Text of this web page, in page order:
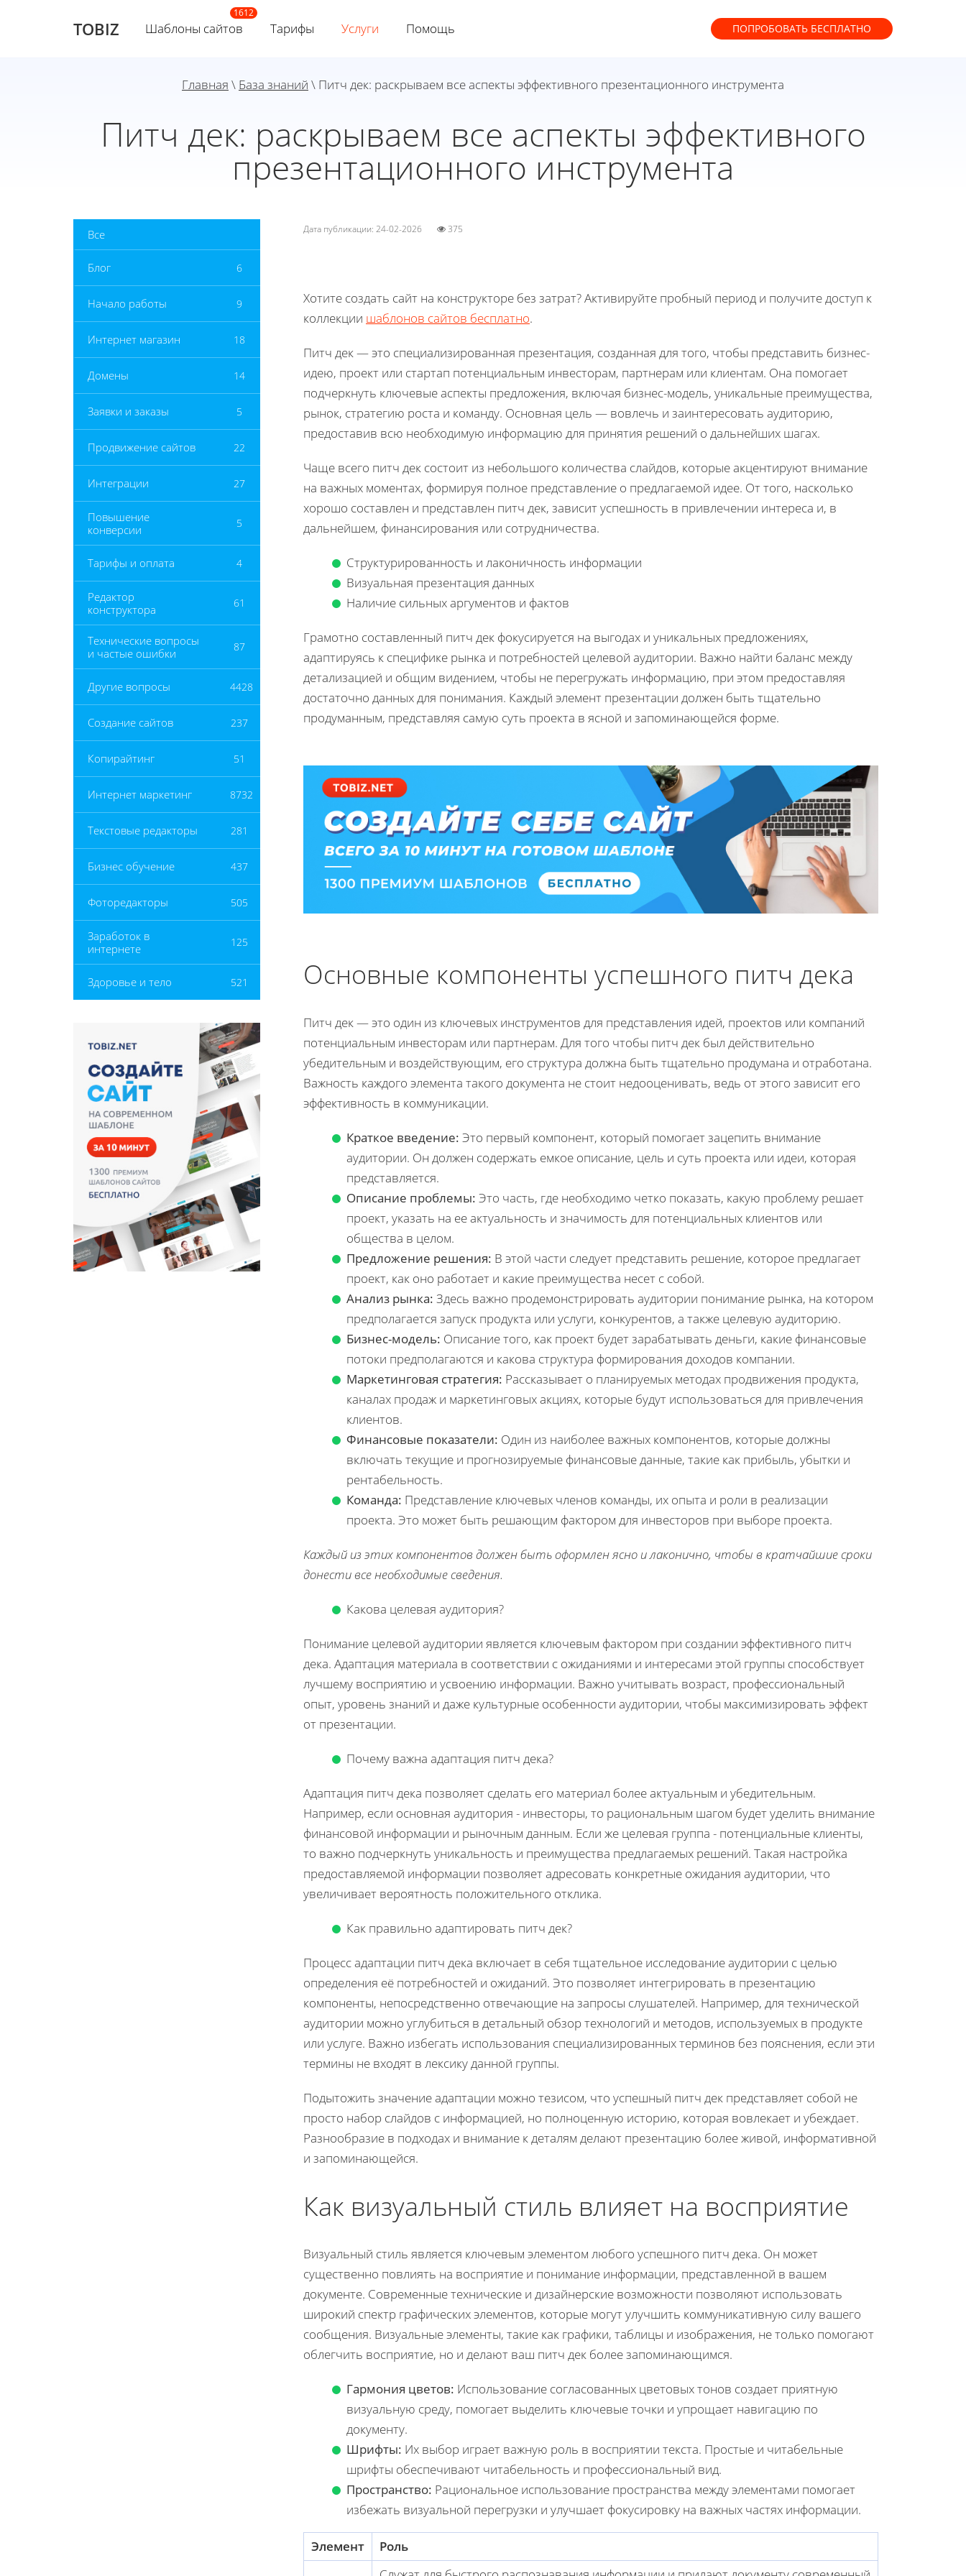
TOBIZ Шаблоны сайтов Тарифы Услуги Помощь ПОПРОБОВАТЬ БЕСПЛАТНО
Главная \ База знаний \ Питч дек: раскрываем все аспекты эффективного презентационного инструмента
Питч дек: раскрываем все аспекты эффективного
презентационного инструмента
Все
Блог 6
Начало работы 9
Интернет магазин 18
Домены 14
Заявки и заказы 5
Продвижение сайтов 22
Интеграции 27
Повышение
конверсии
5
Тарифы и оплата 4
Редактор
конструктора
61
Технические вопросы
и частые ошибки
87
Другие вопросы 4428
Создание сайтов 237
Копирайтинг 51
Интернет маркетинг 8732
Текстовые редакторы 281
Бизнес обучение 437
Фоторедакторы 505
Заработок в
интернете
125
Здоровье и тело 521
Дата публикации: 24-02-2026 375
Хотите создать сайт на конструкторе без затрат? Активируйте пробный период и получите доступ к
коллекции шаблонов сайтов бесплатно.
Питч дек — это специализированная презентация, созданная для того, чтобы представить бизнес-
идею, проект или стартап потенциальным инвесторам, партнерам или клиентам. Она помогает
подчеркнуть ключевые аспекты предложения, включая бизнес-модель, уникальные преимущества,
рынок, стратегию роста и команду. Основная цель — вовлечь и заинтересовать аудиторию,
предоставив всю необходимую информацию для принятия решений о дальнейших шагах.
Чаще всего питч дек состоит из небольшого количества слайдов, которые акцентируют внимание
на важных моментах, формируя полное представление о предлагаемой идее. От того, насколько
хорошо составлен и представлен питч дек, зависит успешность в привлечении интереса и, в
дальнейшем, финансирования или сотрудничества.
Структурированность и лаконичность информации
Визуальная презентация данных
Наличие сильных аргументов и фактов
Грамотно составленный питч дек фокусируется на выгодах и уникальных предложениях,
адаптируясь к специфике рынка и потребностей целевой аудитории. Важно найти баланс между
детализацией и общим видением, чтобы не перегружать информацию, при этом предоставляя
достаточно данных для понимания. Каждый элемент презентации должен быть тщательно
продуманным, представляя самую суть проекта в ясной и запоминающейся форме.
Основные компоненты успешного питч дека
Питч дек — это один из ключевых инструментов для представления идей, проектов или компаний
потенциальным инвесторам или партнерам. Для того чтобы питч дек был действительно
убедительным и воздействующим, его структура должна быть тщательно продумана и отработана.
Важность каждого элемента такого документа не стоит недооценивать, ведь от этого зависит его
эффективность в коммуникации.
Краткое введение: Это первый компонент, который помогает зацепить внимание
аудитории. Он должен содержать емкое описание, цель и суть проекта или идеи, которая
представляется.
Описание проблемы: Это часть, где необходимо четко показать, какую проблему решает
проект, указать на ее актуальность и значимость для потенциальных клиентов или
общества в целом.
Предложение решения: В этой части следует представить решение, которое предлагает
проект, как оно работает и какие преимущества несет с собой.
Анализ рынка: Здесь важно продемонстрировать аудитории понимание рынка, на котором
предполагается запуск продукта или услуги, конкурентов, а также целевую аудиторию.
Бизнес-модель: Описание того, как проект будет зарабатывать деньги, какие финансовые
потоки предполагаются и какова структура формирования доходов компании.
Маркетинговая стратегия: Рассказывает о планируемых методах продвижения продукта,
каналах продаж и маркетинговых акциях, которые будут использоваться для привлечения
клиентов.
Финансовые показатели: Один из наиболее важных компонентов, которые должны
включать текущие и прогнозируемые финансовые данные, такие как прибыль, убытки и
рентабельность.
Команда: Представление ключевых членов команды, их опыта и роли в реализации
проекта. Это может быть решающим фактором для инвесторов при выборе проекта.
Каждый из этих компонентов должен быть оформлен ясно и лаконично, чтобы в кратчайшие сроки
донести все необходимые сведения.
Какова целевая аудитория?
Понимание целевой аудитории является ключевым фактором при создании эффективного питч
дека. Адаптация материала в соответствии с ожиданиями и интересами этой группы способствует
лучшему восприятию и усвоению информации. Важно учитывать возраст, профессиональный
опыт, уровень знаний и даже культурные особенности аудитории, чтобы максимизировать эффект
от презентации.
Почему важна адаптация питч дека?
Адаптация питч дека позволяет сделать его материал более актуальным и убедительным.
Например, если основная аудитория - инвесторы, то рациональным шагом будет уделить внимание
финансовой информации и рыночным данным. Если же целевая группа - потенциальные клиенты,
то важно подчеркнуть уникальность и преимущества предлагаемых решений. Такая настройка
предоставляемой информации позволяет адресовать конкретные ожидания аудитории, что
увеличивает вероятность положительного отклика.
Как правильно адаптировать питч дек?
Процесс адаптации питч дека включает в себя тщательное исследование аудитории с целью
определения её потребностей и ожиданий. Это позволяет интегрировать в презентацию
компоненты, непосредственно отвечающие на запросы слушателей. Например, для технической
аудитории можно углубиться в детальный обзор технологий и методов, используемых в продукте
или услуге. Важно избегать использования специализированных терминов без пояснения, если эти
термины не входят в лексику данной группы.
Подытожить значение адаптации можно тезисом, что успешный питч дек представляет собой не
просто набор слайдов с информацией, но полноценную историю, которая вовлекает и убеждает.
Разнообразие в подходах и внимание к деталям делают презентацию более живой, информативной
и запоминающейся.
Как визуальный стиль влияет на восприятие
Визуальный стиль является ключевым элементом любого успешного питч дека. Он может
существенно повлиять на восприятие и понимание информации, представленной в вашем
документе. Современные технические и дизайнерские возможности позволяют использовать
широкий спектр графических элементов, которые могут улучшить коммуникативную силу вашего
сообщения. Визуальные элементы, такие как графики, таблицы и изображения, не только помогают
облегчить восприятие, но и делают ваш питч дек более запоминающимся.
Гармония цветов: Использование согласованных цветовых тонов создает приятную
визуальную среду, помогает выделить ключевые точки и упрощает навигацию по
документу.
Шрифты: Их выбор играет важную роль в восприятии текста. Простые и читабельные
шрифты обеспечивают читабельность и профессиональный вид.
Пространство: Рациональное использование пространства между элементами помогает
избежать визуальной перегрузки и улучшает фокусировку на важных частях информации.
Элемент
Роль